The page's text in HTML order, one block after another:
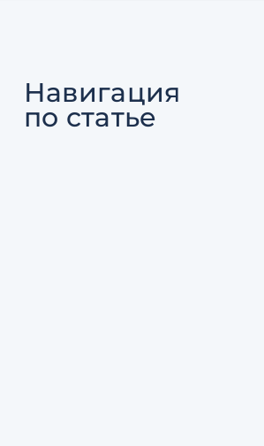
Навигация
по статье